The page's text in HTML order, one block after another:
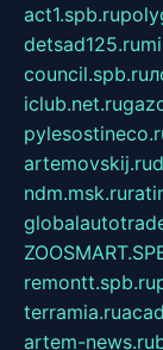
act1.spb.ru
detsad125.ru
council.spb.ru
iclub.net.ru
artemovskij.ru
ndm.msk.ru
remontt.spb.ru
terramia.ru
artem-news.ru